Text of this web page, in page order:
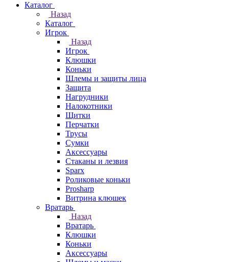
Каталог
Назад
Каталог
Игрок
Назад
Игрок
Клюшки
Коньки
Шлемы и защиты лица
Защита
Нагрудники
Налокотники
Щитки
Перчатки
Трусы
Сумки
Аксессуары
Стаканы и лезвия
Sparx
Роликовые коньки
Prosharp
Витрина клюшек
Вратарь
Назад
Вратарь
Клюшки
Коньки
Аксессуары